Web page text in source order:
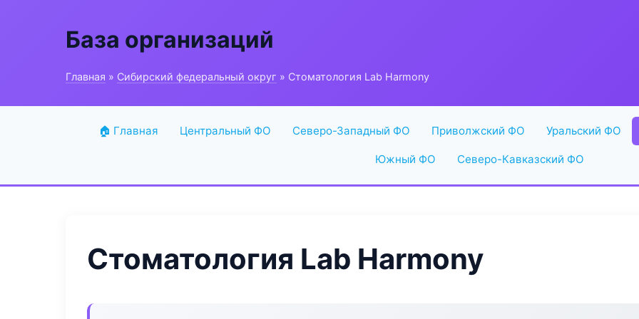
База организаций
Главная » Сибирский федеральный округ » Стоматология Lab Harmony
🏠 Главная Центральный ФО Северо-Западный ФО Приволжский ФО Уральский ФО
Южный ФО Северо-Кавказский ФО
Стоматология Lab Harmony